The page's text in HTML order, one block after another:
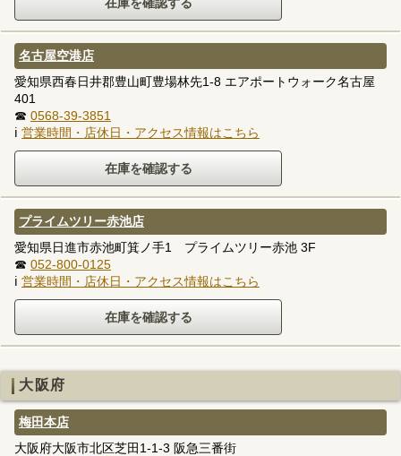
名古屋空港店
愛知県西春日井郡豊山町豊場林先1-8 エアポートウォーク名古屋
401
☎ 0568-39-3851
ℹ 営業時間・店休日・アクセス情報はこちら
プライムツリー赤池店
愛知県日進市赤池町箕ノ手1 プライムツリー赤池 3F
☎ 052-800-0125
ℹ 営業時間・店休日・アクセス情報はこちら
大阪府
梅田本店
大阪府大阪市北区芝田1-1-3 阪急三番街